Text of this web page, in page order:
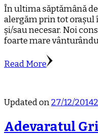
Ȋn ultima săptămȃnă
alergăm prin tot orașul
și/sau necesar. Noi
foarte mare
Read More
Updated on27/12/2014
Adevaratul